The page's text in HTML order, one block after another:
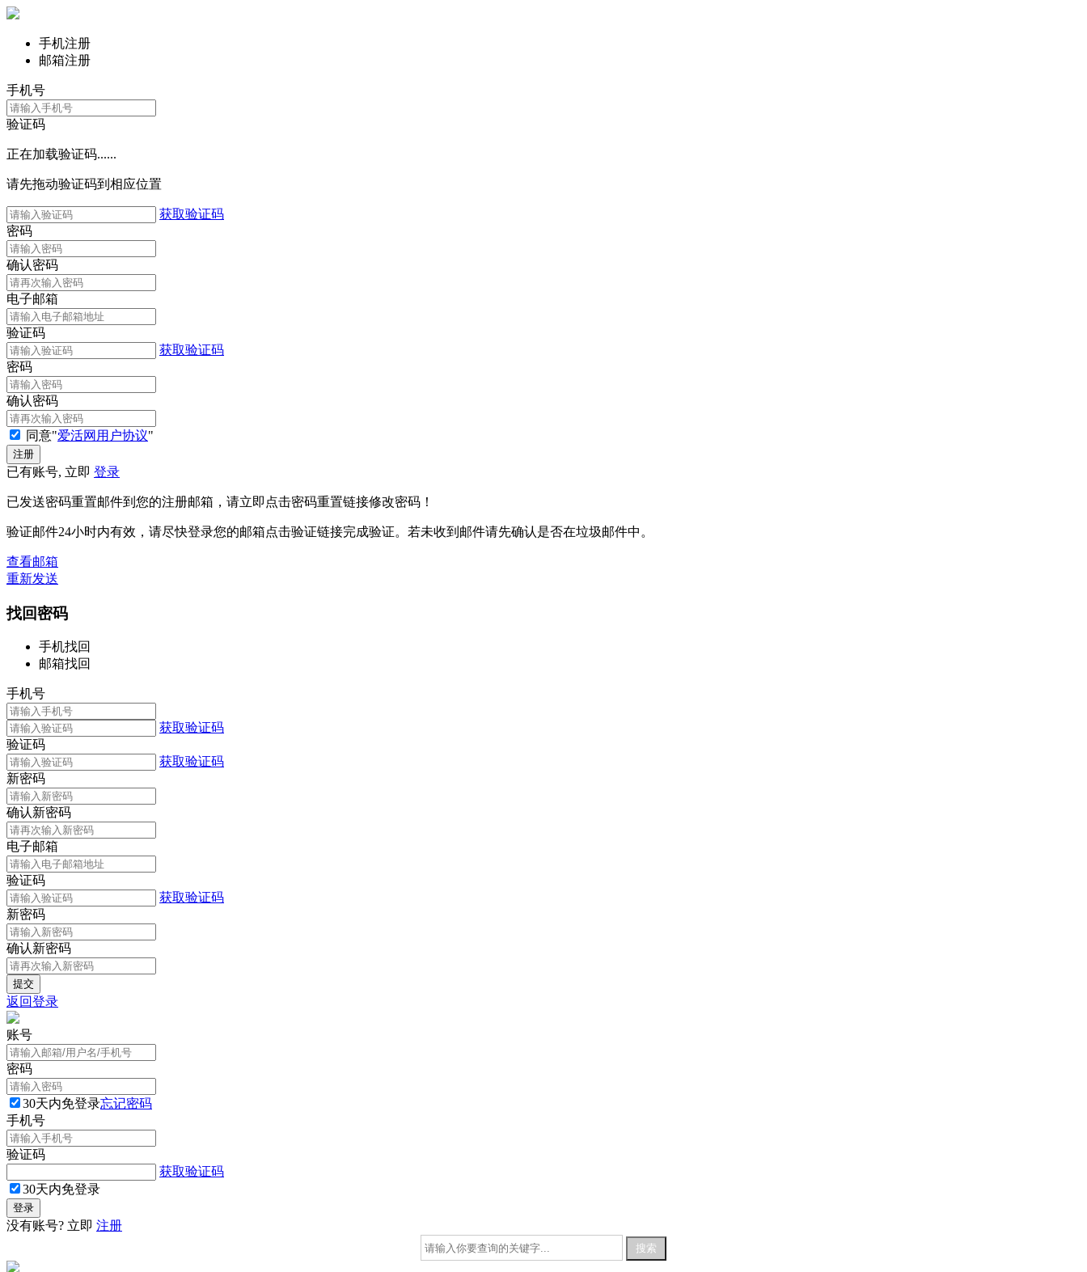
手机注册
邮箱注册
手机号
验证码
正在加载验证码......
请先拖动验证码到相应位置
获取验证码
密码
确认密码
电子邮箱
验证码
获取验证码
密码
确认密码
同意"爱活网用户协议"
已有账号, 立即 登录
已发送密码重置邮件到您的注册邮箱，请立即点击密码重置链接修改密码！
验证邮件24小时内有效，请尽快登录您的邮箱点击验证链接完成验证。若未收到邮件请先确认是否在垃圾邮件中。
查看邮箱
重新发送
找回密码
手机找回
邮箱找回
手机号
获取验证码
验证码
获取验证码
新密码
确认新密码
电子邮箱
验证码
获取验证码
新密码
确认新密码
返回登录
账号
密码
30天内免登录忘记密码
手机号
验证码
获取验证码
30天内免登录
没有账号? 立即 注册